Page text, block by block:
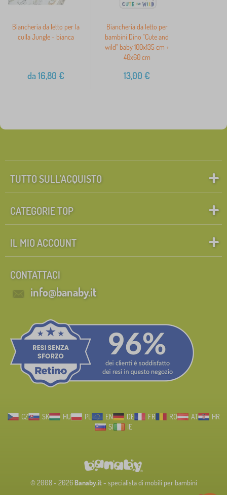
Biancheria da letto per la
culla Jungle - bianca
da16,80 €
Biancheria da letto per
bambini Dino "Cute and
wild" baby 100x135 cm +
40x60 cm
13,00 €
TUTTO SULL’ACQUISTO
CATEGORIE TOP
IL MIO ACCOUNT
CONTATTACI
info@banaby.it
CZ SK HU PL EN DE FR RO AT
HR
SI
IE
© 2008 - 2026 Banaby.it- specialista di mobili per bambini